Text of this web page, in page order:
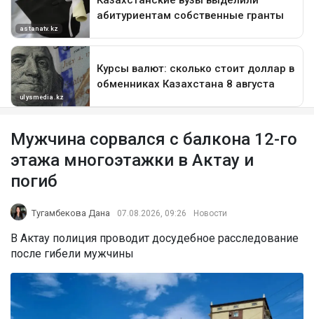
Мужчина сорвался с балкона 12-го
этажа многоэтажки в Актау и
погиб
Тугамбекова Дана 07.08.2026, 09:26 Новости
В Актау полиция проводит досудебное расследование
после гибели мужчины